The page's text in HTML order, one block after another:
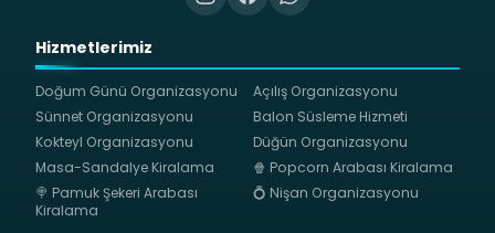
Hizmetlerimiz
Doğum Günü Organizasyonu
Açılış Organizasyonu
Sünnet Organizasyonu
Balon Süsleme Hizmeti
Kokteyl Organizasyonu
Düğün Organizasyonu
Masa-Sandalye Kiralama
🍿 Popcorn Arabası Kiralama
🍭 Pamuk Şekeri Arabası
Kiralama
💍 Nişan Organizasyonu